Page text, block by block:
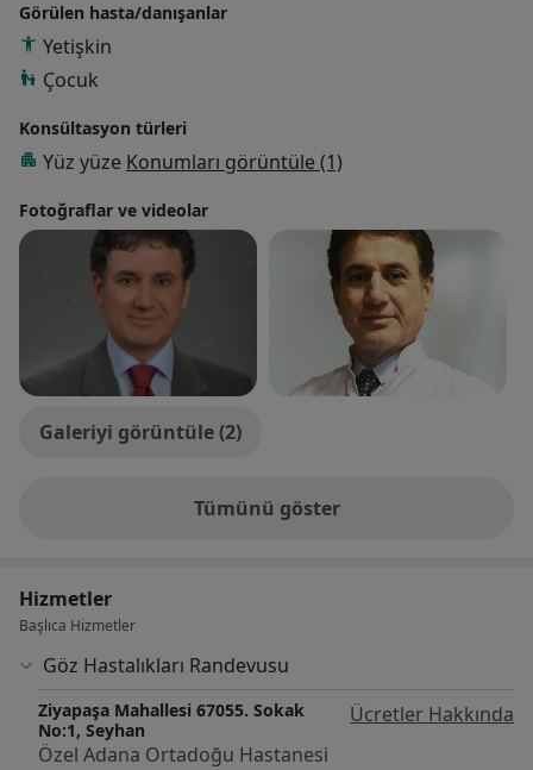
bulunmuştur.
Dr. Taşkın, mesleki çalışmalarına Özel Adana Ortadoğu
Görülen hasta/danışanlar
Yetişkin
Çocuk
Konsültasyon türleri
Yüz yüze Konumları görüntüle (1)
Fotoğraflar ve videolar
Galeriyi görüntüle (2)
Tümünü gösterdeneyim hakkında
Hizmetler
Başlıca Hizmetler
Göz Hastalıkları Randevusu
Ziyapaşa Mahallesi 67055. Sokak
No:1, Seyhan
Ücretler Hakkında
Özel Adana Ortadoğu Hastanesi